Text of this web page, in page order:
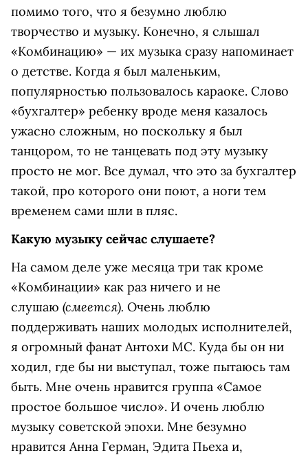
помимо того, что я безумно люблю
творчество и музыку. Конечно, я слышал
«Комбинацию» — их музыка сразу напоминает
о детстве. Когда я был маленьким,
популярностью пользовалось караоке. Слово
«бухгалтер» ребенку вроде меня казалось
ужасно сложным, но поскольку я был
танцором, то не танцевать под эту музыку
просто не мог. Все думал, что это за бухгалтер
такой, про которого они поют, а ноги тем
временем сами шли в пляс.
Какую музыку сейчас слушаете?
На самом деле уже месяца три так кроме
«Комбинации» как раз ничего и не
слушаю (смеется). Очень люблю
поддерживать наших молодых исполнителей,
я огромный фанат Антохи MC. Куда бы он ни
ходил, где бы ни выступал, тоже пытаюсь там
быть. Мне очень нравится группа «Самое
простое большое число». И очень люблю
музыку советской эпохи. Мне безумно
нравится Анна Герман, Эдита Пьеха и,